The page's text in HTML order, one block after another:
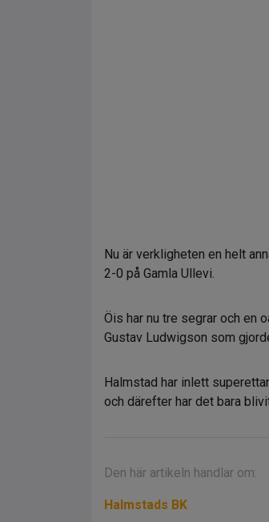
Nu är verkligheten en helt
2-0 på Gamla Ullevi.
Öis har nu tre segrar och en
Gustav Ludwigson som
Halmstad har inlett
och därefter har det bara
Den här artikeln handlar om:
Halmstads BK